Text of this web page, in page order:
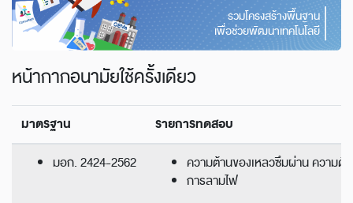
รวมโครงสร้างพื้นฐาน
เพื่อช่วยพัฒนาเทคโนโลยี
หน้ากากอนามัยใช้ครั้งเดียว
มาตรฐาน
รายการทดสอบ
มอก. 2424-2562
ความต้านของเหลวซึมผ่าน ความดั
การลามไฟ